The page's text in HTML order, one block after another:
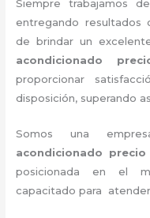
Siempre trabajamos
entregando resultados
de brindar un
acondicionado
proporcionar
disposición, superando
Somos una
acondicionado precio
posicionada en el
capacitado para